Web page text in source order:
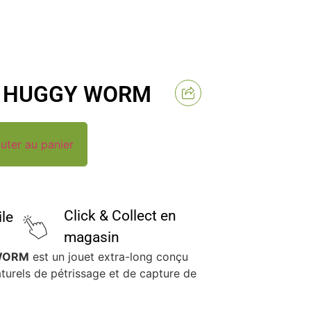
WORM
au panier
Click & Collect en
magasin
est un jouet extra-long conçu
de pétrissage et de capture de